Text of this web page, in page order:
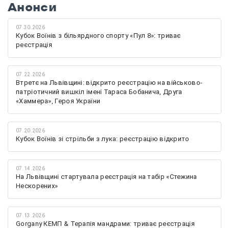
Анонси
07.30.2026
Кубок Воїнів з більярдного спорту «Пул 8»: триває
реєстрація
07.22.2026
Втретє на Львівщині: відкрито реєстрацію на військово-
патріотичний вишкіл імені Тараса Бобанича, Друга
«Хаммера», Героя України
07.20.2026
Кубок Воїнів зі стрільби з лука: реєстрацію відкрито
07.14.2026
На Львівщині стартувала реєстрація на табір «Стежина
Нескорених»
07.13.2026
Gorgany КЕМП & Терапія мандрами: триває реєстрація